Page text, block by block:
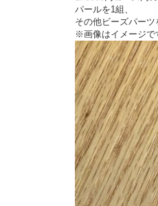
パールを1組、
その他ビーズパーツ
※画像はイメージで